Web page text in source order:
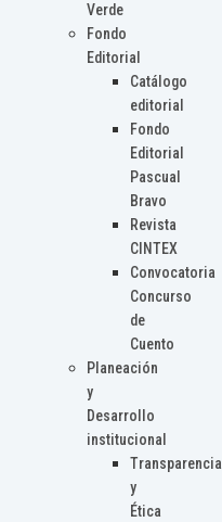
Verde
Fondo
Editorial
Catálogo
editorial
Fondo
Editorial
Pascual
Bravo
Revista
CINTEX
Convocatoria
Concurso
de
Cuento
Planeación
y
Desarrollo
institucional
Transparencia
y
Ética